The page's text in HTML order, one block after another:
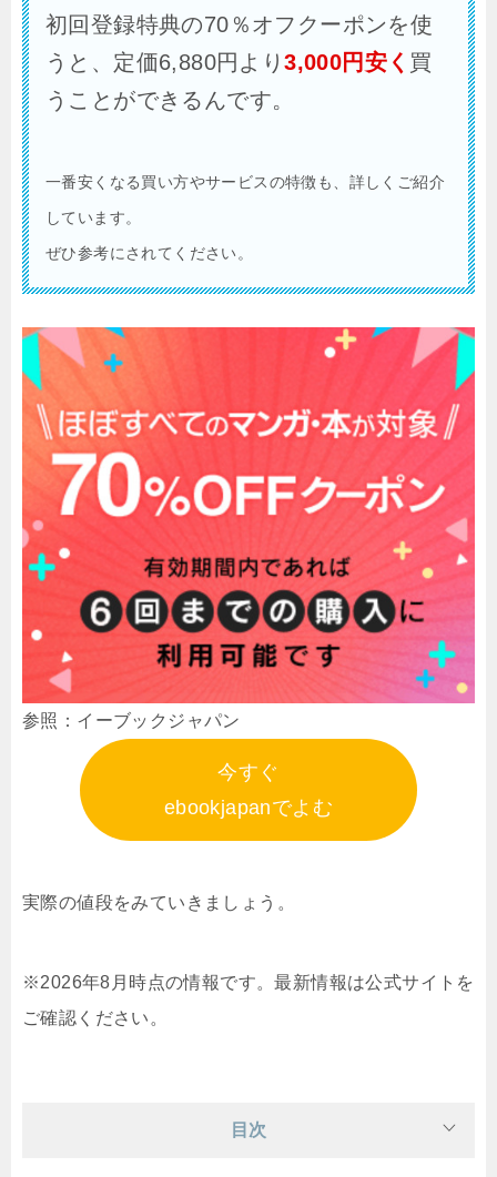
初回登録特典の70％オフクーポンを使
うと、定価6,880円より3,000円安く 買
うことができるんです。
一番安くなる買い方やサービスの特徴も、詳しくご紹介
しています。
ぜひ参考にされてください。
参照：イーブックジャパン
今すぐ
ebookjapanでよむ
実際の値段をみていきましょう。
※2026年8月時点の情報です。最新情報は公式サイトを
ご確認ください。
目次